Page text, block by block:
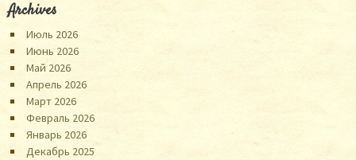
Archives
Июль 2026
Июнь 2026
Май 2026
Апрель 2026
Март 2026
Февраль 2026
Январь 2026
Декабрь 2025